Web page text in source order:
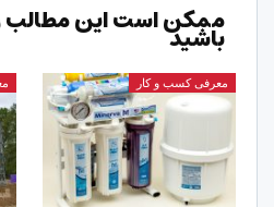
ممکن است این مطالب
باشید
معرفی کسب و کار